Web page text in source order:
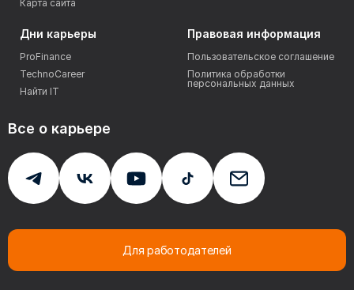
Для работодателей
Все о карьере
Карта сайта
Дни карьеры
ProFinance
TechnoCareer
Найти IT
Правовая информация
Пользовательское соглашение
Политика обработки
персональных данных